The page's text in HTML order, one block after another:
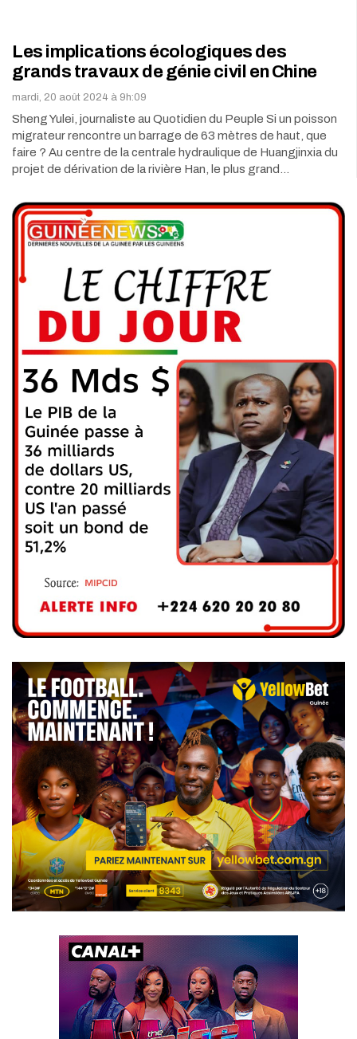
Les implications écologiques des
grands travaux de génie civil en Chine
mardi, 20 août 2024 à 9h:09
Sheng Yulei, journaliste au Quotidien du Peuple Si un poisson
migrateur rencontre un barrage de 63 mètres de haut, que
faire ? Au centre de la centrale hydraulique de Huangjinxia du
projet de dérivation de la rivière Han, le plus grand…